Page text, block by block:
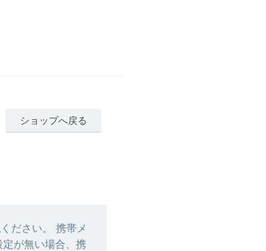
ショップへ戻る
ださい。 携帯メ
が無い場合、携